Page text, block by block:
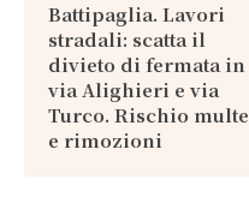
Battipaglia. Lavori
stradali: scatta il
divieto di fermata in
via Alighieri e via
Turco. Rischio multe
e rimozioni